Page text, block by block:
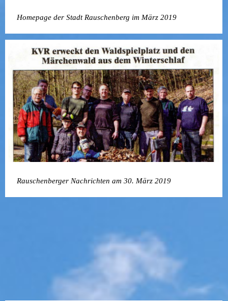
Homepage der Stadt Rauschenberg im März 2019
Rauschenberger Nachrichten am 30. März 2019